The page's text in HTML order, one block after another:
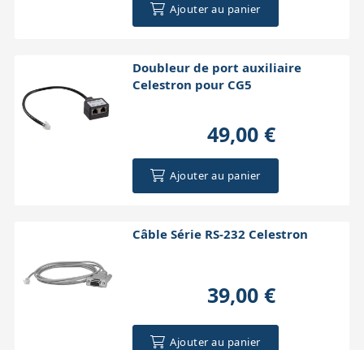
Ajouter au panier
Doubleur de port auxiliaire
Celestron pour CG5
49,00 €
Ajouter au panier
Câble Série RS-232 Celestron
39,00 €
Ajouter au panier